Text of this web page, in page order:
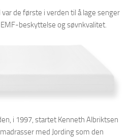
de første i verden til å lage senger
beskyttelse og søvnkvalitet.
i 1997, startet Kenneth Albriktsen
med Jording som den